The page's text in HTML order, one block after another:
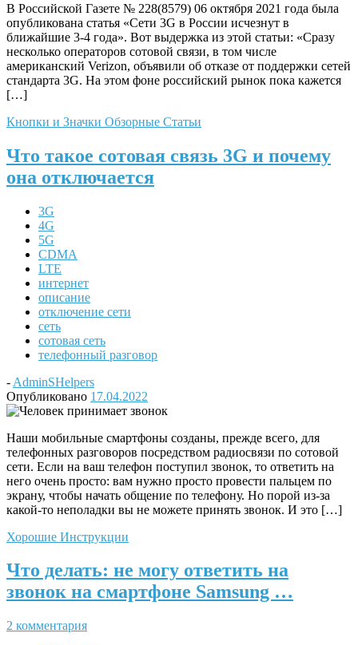
В Российской Газете № 228(8579) 06 октября 2021 года была
опубликована статья «Сети 3G в России исчезнут в
ближайшие 3-4 года». Вот выдержка из этой статьи: «Сразу
несколько операторов сотовой связи, в том числе
американский Verizon, объявили об отказе от поддержки сетей
стандарта 3G. На этом фоне российский рынок пока кажется
[…]
Кнопки и Значки Обзорные Статьи
Что такое сотовая связь 3G и почему
она отключается
3G
4G
5G
CDMA
LTE
интернет
описание
отключение сети
сеть
сотовая сеть
телефонный разговор
- AdminSHelpers
Опубликовано 17.04.2022
Наши мобильные смартфоны созданы, прежде всего, для
телефонных разговоров посредством радиосвязи по сотовой
сети. Если на ваш телефон поступил звонок, то ответить на
него очень просто: вам нужно просто провести пальцем по
экрану, чтобы начать общение по телефону. Но порой из-за
какой-то неполадки вы не можете принять звонок. И это […]
Хорошие Инструкции
Что делать: не могу ответить на
звонок на смартфоне Samsung …
2 комментария